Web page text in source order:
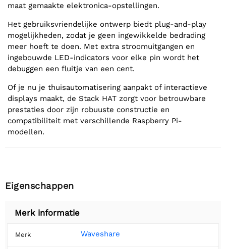
maat gemaakte elektronica-opstellingen.
Het gebruiksvriendelijke ontwerp biedt plug-and-play
mogelijkheden, zodat je geen ingewikkelde bedrading
meer hoeft te doen. Met extra stroomuitgangen en
ingebouwde LED-indicators voor elke pin wordt het
debuggen een fluitje van een cent.
Of je nu je thuisautomatisering aanpakt of interactieve
displays maakt, de Stack HAT zorgt voor betrouwbare
prestaties door zijn robuuste constructie en
compatibiliteit met verschillende Raspberry Pi-
modellen.
Eigenschappen
Merk informatie
Merk Waveshare